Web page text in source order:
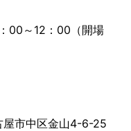
00～12：00（開場
市中区金山4-6-25